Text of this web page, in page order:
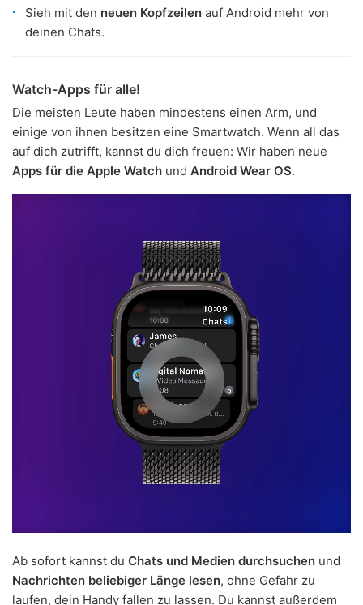
Sieh mit den neuen Kopfzeilen auf Android mehr von
deinen Chats.
Watch-Apps für alle!
Die meisten Leute haben mindestens einen Arm, und
einige von ihnen besitzen eine Smartwatch. Wenn all das
auf dich zutrifft, kannst du dich freuen: Wir haben neue
Apps für die Apple Watch und Android Wear OS.
Ab sofort kannst du Chats und Medien durchsuchen und
Nachrichten beliebiger Länge lesen, ohne Gefahr zu
laufen, dein Handy fallen zu lassen. Du kannst außerdem